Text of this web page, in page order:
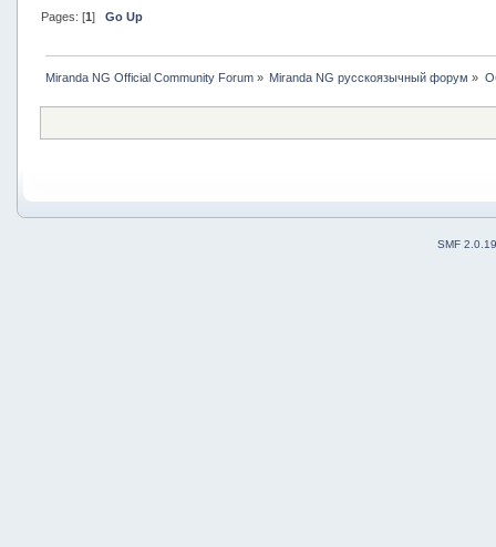
Pages: [1] Go Up
Miranda NG Official Community Forum» Miranda NG русскоязычный форум »
SMF 2.0.19